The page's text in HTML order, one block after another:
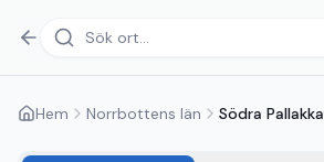
Hem Norrbottens län Södra Pallakka